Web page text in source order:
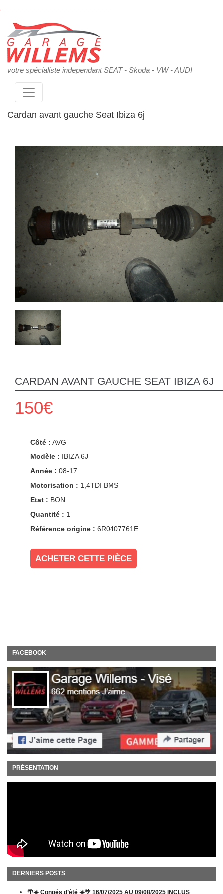
votre spécialiste independant SEAT - Skoda - VW - AUDI
Cardan avant gauche Seat Ibiza 6j
CARDAN AVANT GAUCHE SEAT IBIZA 6J
150€
Côté : AVG
Modèle : IBIZA 6J
Année : 08-17
Motorisation : 1,4TDI BMS
Etat : BON
Quantité : 1
Référence origine : 6R0407761E
ACHETER CETTE PIÈCE
FACEBOOK
PRÉSENTATION
DERNIERS POSTS
🌴☀️ Congés d’été ☀️🌴 16/07/2025 AU 09/08/2025 INCLUS